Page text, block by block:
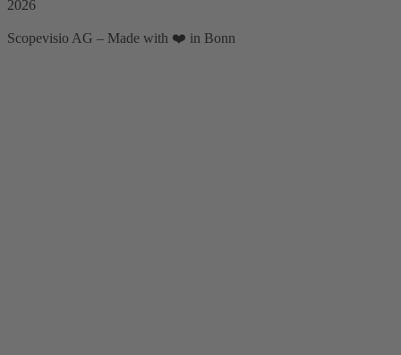
2026
Scopevisio AG – Made with ❤️ in Bonn